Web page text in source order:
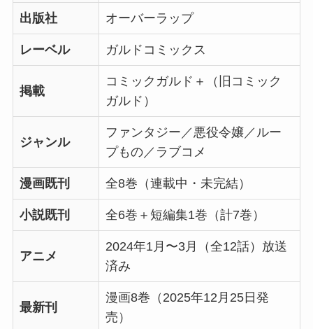
出版社 オーバーラップ
レーベル ガルドコミックス
掲載
コミックガルド＋（旧コミック
ガルド）
ジャンル
ファンタジー／悪役令嬢／ルー
プもの／ラブコメ
漫画既刊 全8巻（連載中・未完結）
小説既刊 全6巻＋短編集1巻（計7巻）
アニメ
2024年1月〜3月（全12話）放送
済み
最新刊
漫画8巻（2025年12月25日発
売）